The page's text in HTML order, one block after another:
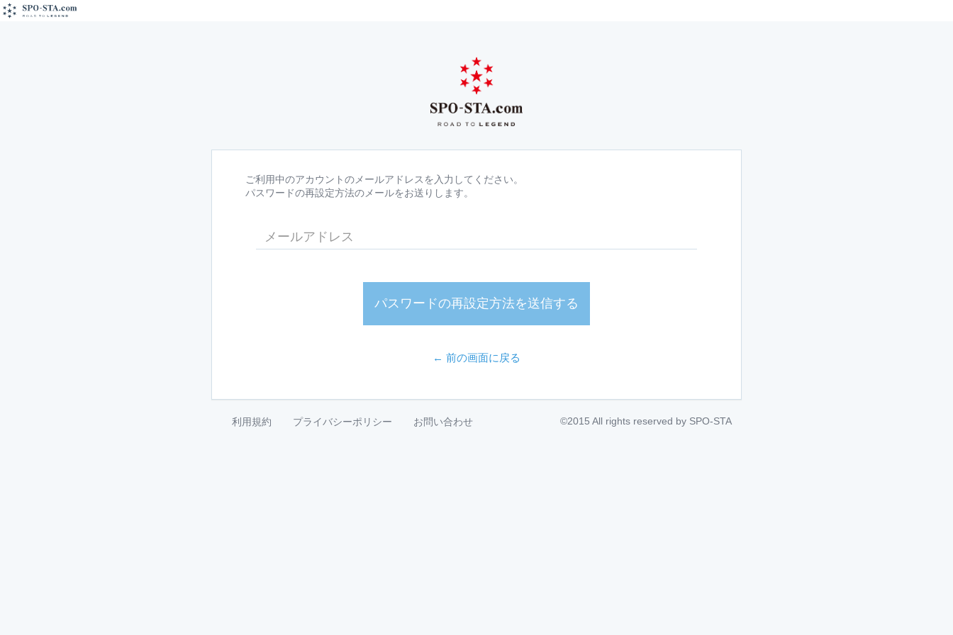
ご利用中のアカウントのメールアドレスを入力してください。
パスワードの再設定方法のメールをお送りします。
パスワードの再設定方法を送信する
← 前の画面に戻る
利用規約 プライバシーポリシー お問い合わせ ©2015 All rights reserved by SPO-STA